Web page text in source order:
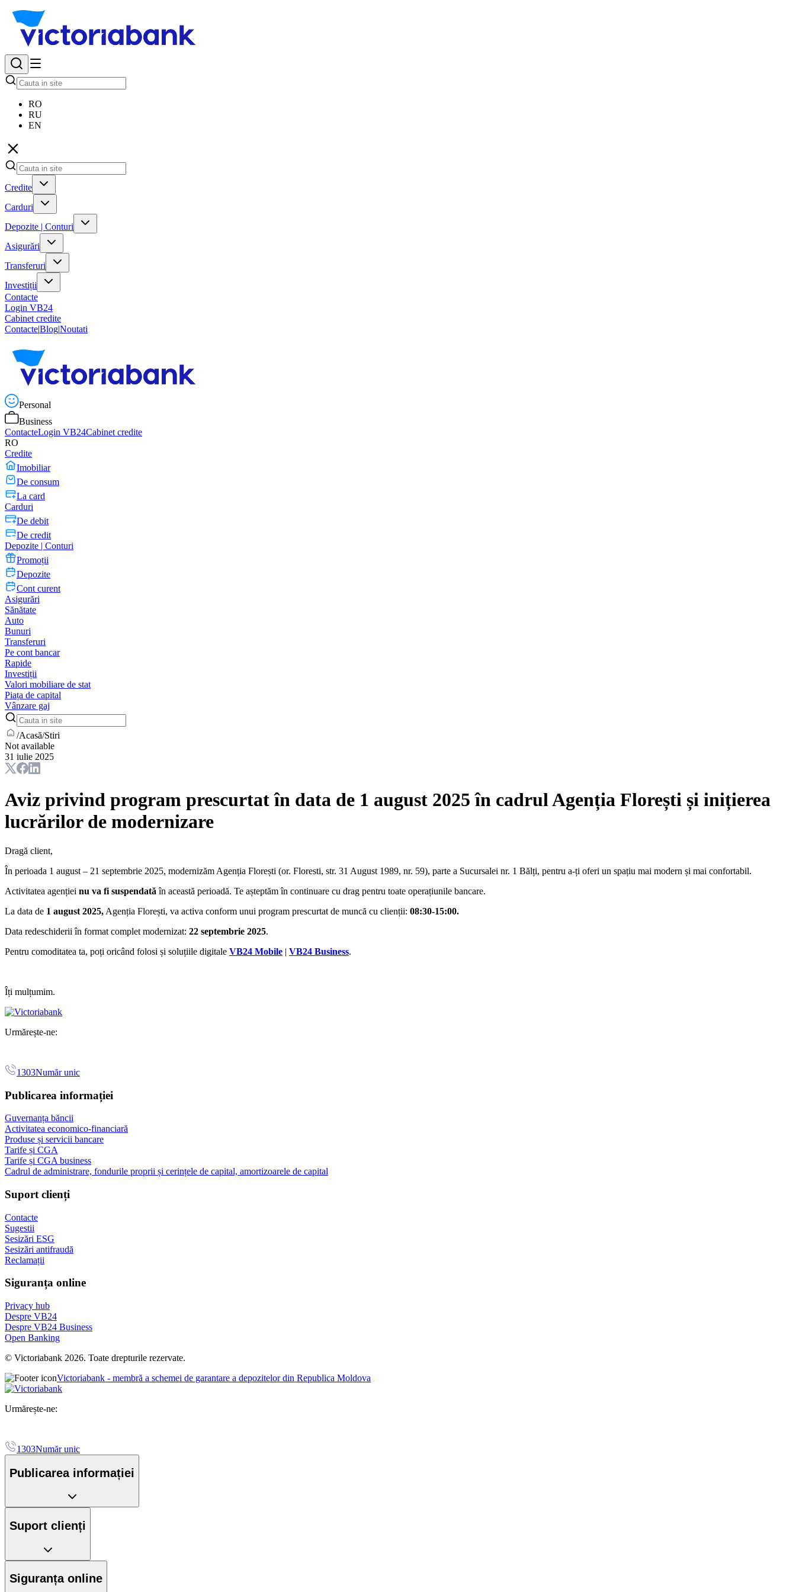
RO
RU
EN
Credite
Carduri
Depozite | Conturi
Asigurări
Transferuri
Investiții
Contacte
Login VB24
Cabinet credite
Contacte|Blog|Noutati
Personal
Business
ContacteLogin VB24Cabinet credite
RO
Credite
Imobiliar
De consum
La card
Carduri
De debit
De credit
Depozite | Conturi
Promoții
Depozite
Cont curent
Asigurări
Sănătate
Auto
Bunuri
Transferuri
Pe cont bancar
Rapide
Investiții
Valori mobiliare de stat
Piața de capital
Vânzare gaj
/Acasă/Stiri
Not available
31 iulie 2025
Aviz privind program prescurtat în data de 1 august 2025 în cadrul Agenția Florești și inițierea
lucrărilor de modernizare
Dragă client,
În perioada 1 august – 21 septembrie 2025, modernizăm Agenția Florești (or. Floresti, str. 31 August 1989, nr. 59), parte a Sucursalei nr. 1 Bălți, pentru a-ți oferi un spațiu mai modern și mai confortabil.
Activitatea agenției nu va fi suspendată în această perioadă. Te așteptăm în continuare cu drag pentru toate operațiunile bancare.
La data de 1 august 2025, Agenția Florești, va activa conform unui program prescurtat de muncă cu clienții: 08:30-15:00.
Data redeschiderii în format complet modernizat: 22 septembrie 2025.
Pentru comoditatea ta, poți oricând folosi și soluțiile digitale VB24 Mobile | VB24 Business.
Îți mulțumim.
Urmărește-ne:
1303Număr unic
Publicarea informației
Guvernanța băncii
Activitatea economico-financiară
Produse și servicii bancare
Tarife și CGA
Tarife și CGA business
Cadrul de administrare, fondurile proprii și cerințele de capital, amortizoarele de capital
Suport clienți
Contacte
Sugestii
Sesizări ESG
Sesizări antifraudă
Reclamații
Siguranța online
Privacy hub
Despre VB24
Despre VB24 Business
Open Banking
© Victoriabank 2026. Toate drepturile rezervate.
Victoriabank - membră a schemei de garantare a depozitelor din Republica Moldova
Urmărește-ne:
1303Număr unic
Publicarea informației
Suport clienți
Siguranța online